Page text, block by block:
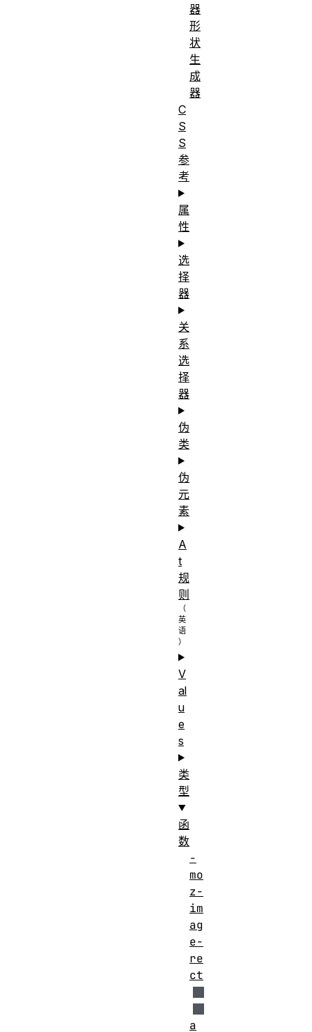
器
形
状
生
成
器
C
S
S
参
考
属
性
选
择
器
关
系
选
择
器
伪
类
伪
元
素
A
t
规
则
V
al
u
e
s
类
型
函
数
-
mo
z-
im
ag
e-
re
ct
a